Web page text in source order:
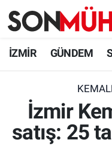
İZMİR GÜNDEM
İzmir
satış: 25
İzmir Nöbetçi
İzmir Namaz
İzmir Trafik